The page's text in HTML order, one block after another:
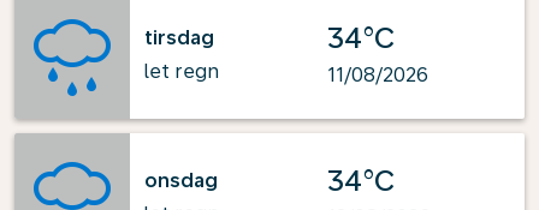
tirsdag
let regn
34°C
11/08/2026
onsdag
34°C